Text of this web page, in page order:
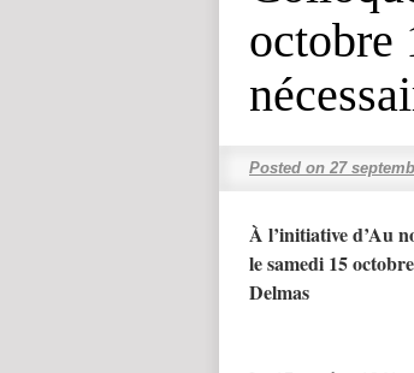
octobre
Posted on 27
À l’initiative d’Au
le samedi 15
Delmas